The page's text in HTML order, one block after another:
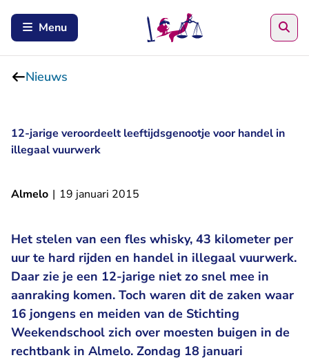
Menu
Nieuws
12-jarige veroordeelt leeftijdsgenootje voor handel in
illegaal vuurwerk
Almelo | 19 januari 2015
Het stelen van een fles whisky, 43 kilometer per
uur te hard rijden en handel in illegaal vuurwerk.
Daar zie je een 12-jarige niet zo snel mee in
aanraking komen. Toch waren dit de zaken waar
16 jongens en meiden van de Stichting
Weekendschool zich over moesten buigen in de
rechtbank in Almelo. Zondag 18 januari